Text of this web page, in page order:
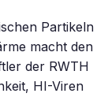
Partikeln
macht den
der RWTH
HI-Viren